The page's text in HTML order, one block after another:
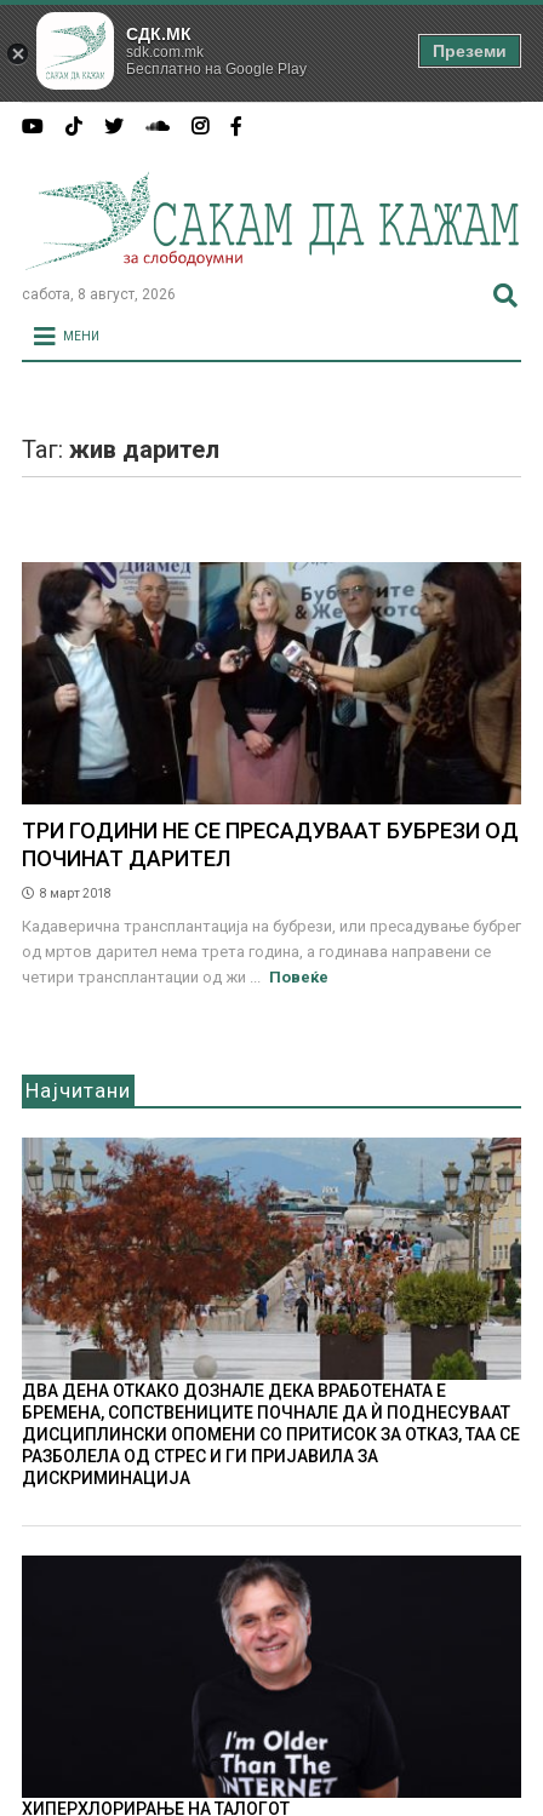
сабота, 8 август, 2026
МЕНИ
Таг: жив дарител
ТРИ ГОДИНИ НЕ СЕ ПРЕСАДУВААТ БУБРЕЗИ ОД
ПОЧИНАТ ДАРИТЕЛ
8 март 2018
Кадаверична трансплантација на бубрези, или пресадување бубрег
од мртов дарител нема трета година, а годинава направени се
четири трансплантации од жи ...
Повеќе
Најчитани
ДВА ДЕНА ОТКАКО ДОЗНАЛЕ ДЕКА ВРАБОТЕНАТА Е
БРЕМЕНА, СОПСТВЕНИЦИТЕ ПОЧНАЛЕ ДА Ѝ ПОДНЕСУВААТ
ДИСЦИПЛИНСКИ ОПОМЕНИ СО ПРИТИСОК ЗА ОТКАЗ, ТАА СЕ
РАЗБОЛЕЛА ОД СТРЕС И ГИ ПРИЈАВИЛА ЗА
ДИСКРИМИНАЦИЈА
ХИПЕРХЛОРИРАЊЕ НА ТАЛОГОТ
СДК.МК
sdk.com.mk
Бесплатно на Google Play
Преземи